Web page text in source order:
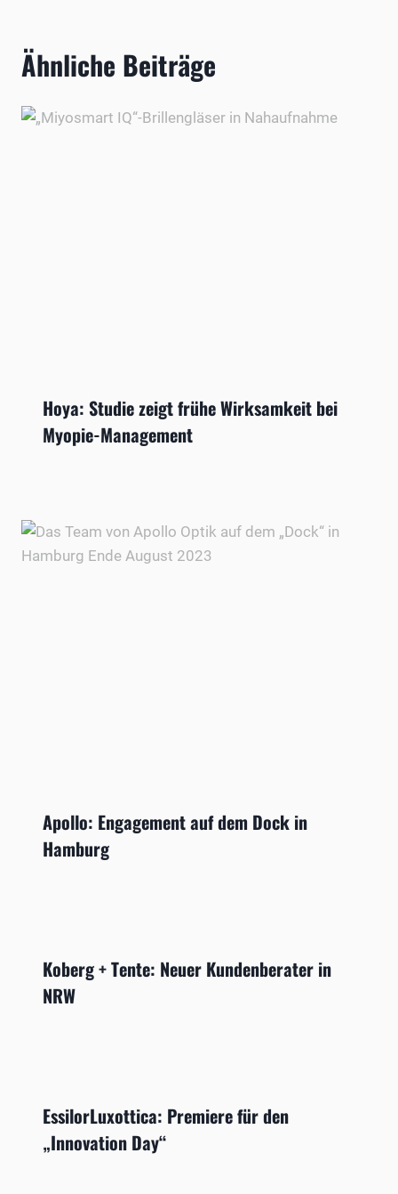
Ähnliche Beiträge
Hoya: Studie zeigt frühe Wirksamkeit bei
Myopie-Management
Apollo: Engagement auf dem Dock in
Hamburg
Koberg + Tente: Neuer Kundenberater in
NRW
EssilorLuxottica: Premiere für den
„Innovation Day“